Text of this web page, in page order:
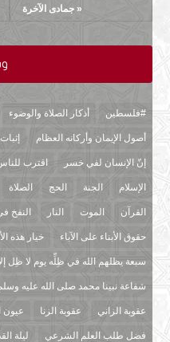
« جمادى الآخرة
#فلسطين أذكار الصلاة والوضوء
أصول الإيمان وأركانه العظام
إنّ الإنسان لفي خسر اقترب
الإسلام الجنة الحج الصلاة
القرآن الموت النار النفخ
حقوق الأبناء على الآباء خيار هذه
سبعة يظلهم الله في ظِلِّه يوم لا ظِل
شفاعة نبينا محمد صلى الله عليه
عقوبة الزاني عقوبة الزنا عيون
فضل طلب العلم الشرعي ليلة